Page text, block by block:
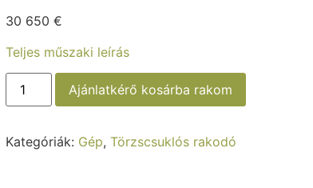
30 650 €
Teljes műszaki leírás
Ajánlatkérő kosárba rakom
Kategóriák: Gép, Törzscsuklós rakodó